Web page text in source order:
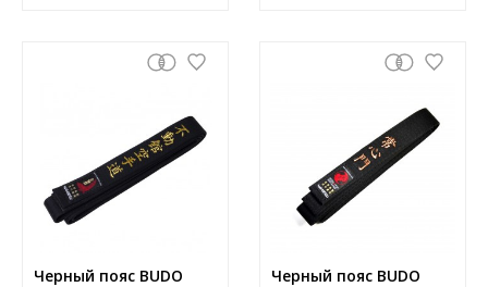
Черный пояс BUDO
Черный пояс BUDO